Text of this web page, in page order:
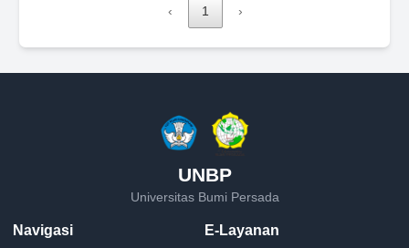
‹ 1 ›
UNBP
Universitas Bumi Persada
Navigasi E-Layanan